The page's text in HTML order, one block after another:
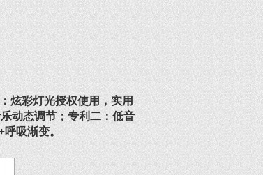
炫彩灯光授权使用，实用
动态调节；专利二：低音
呼吸渐变。